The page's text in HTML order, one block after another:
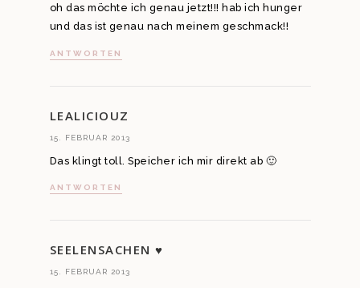
oh das möchte ich genau jetzt!!! hab ich hunger
und das ist genau nach meinem geschmack!!
ANTWORTEN
LEALICIOUZ
15. FEBRUAR 2013
Das klingt toll. Speicher ich mir direkt ab 🙂
ANTWORTEN
SEELENSACHEN ♥
15. FEBRUAR 2013